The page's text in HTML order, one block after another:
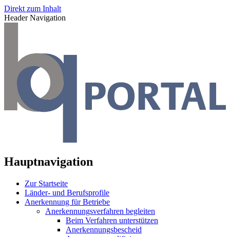
Direkt zum Inhalt
Header Navigation
Hauptnavigation
Zur Startseite
Länder- und Berufsprofile
Anerkennung für Betriebe
Anerkennungsverfahren begleiten
Beim Verfahren unterstützen
Anerkennungsbescheid